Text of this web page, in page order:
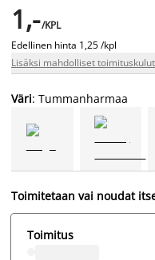
1,-/KPL
Edellinen hinta 1,25 /kpl
Lisäksi mahdolliset toimituskulut
Väri: Tummanharmaa
Toimitetaan vai noudat
Toimitus